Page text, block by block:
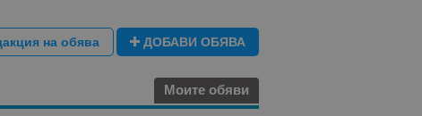
на обява ДОБАВИ ОБЯВА
Моите обяви